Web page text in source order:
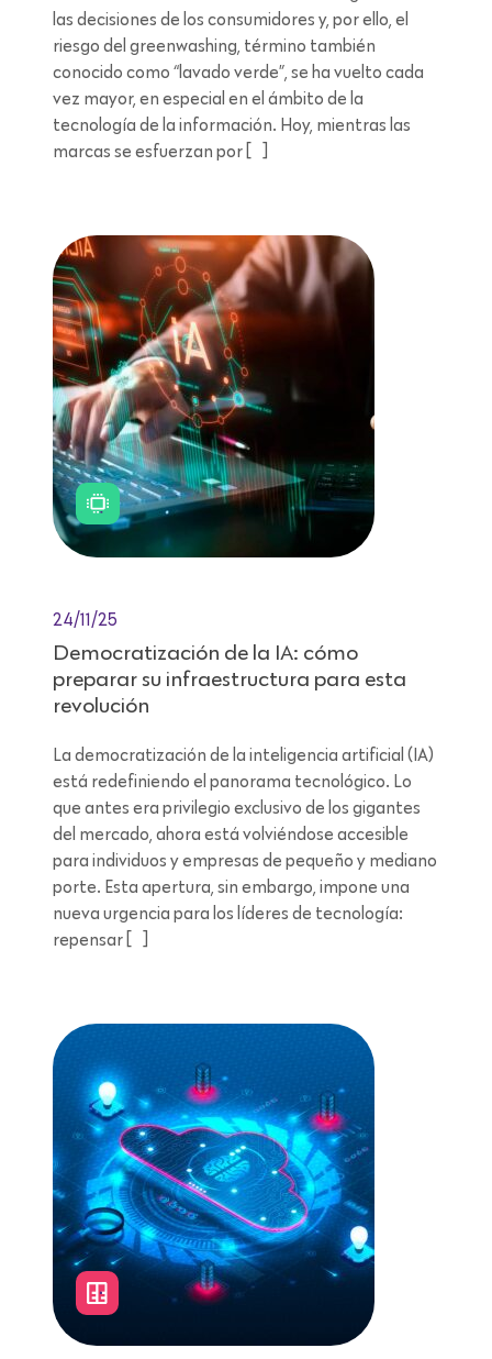
las decisiones de los consumidores y, por ello, el
riesgo del greenwashing, término también
conocido como “lavado verde”, se ha vuelto cada
vez mayor, en especial en el ámbito de la
tecnología de la información. Hoy, mientras las
marcas se esfuerzan por […]
24/11/25
Democratización de la IA: cómo
preparar su infraestructura para esta
revolución
La democratización de la inteligencia artificial (IA)
está redefiniendo el panorama tecnológico. Lo
que antes era privilegio exclusivo de los gigantes
del mercado, ahora está volviéndose accesible
para individuos y empresas de pequeño y mediano
porte. Esta apertura, sin embargo, impone una
nueva urgencia para los líderes de tecnología:
repensar […]